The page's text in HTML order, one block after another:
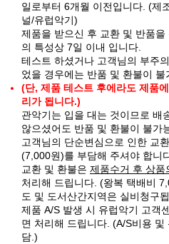
일로부터 6개월 이전입니다. (제
널/유럽악기)
제품을 받으신 후 교환 및 반품
의 특성상 7일 이내 입니다.
테스트 하셨거나 고객님의 부주
었을 경우에는 반품 및 환불이 불
(단, 제품 테스트 후에라도 제품
리가 됩니다.)
관악기는 입을 대는 것이므로 배
않으셨어도 반품 및 환불이 불가
고객님의 단순변심으로 인한 교
(7,000원)를 부담해 주셔야 합니
교환 및 환불은 제품수거 후 상품
처리해 드립니다. (왕복 택배비
도 및 도서산간지역은 실비청구
제품 A/S 발생 시 유럽악기 고객
면 처리해 드립니다. (A/S비용
담.)